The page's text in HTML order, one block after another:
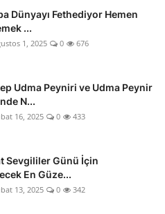
Dünyayı Fethediyor Hemen
...
1, 2025 0 676
Udma Peyniri ve Udma Peynir
N...
16, 2025 0 433
Sevgililer Günü İçin
En Güze...
13, 2025 0 342